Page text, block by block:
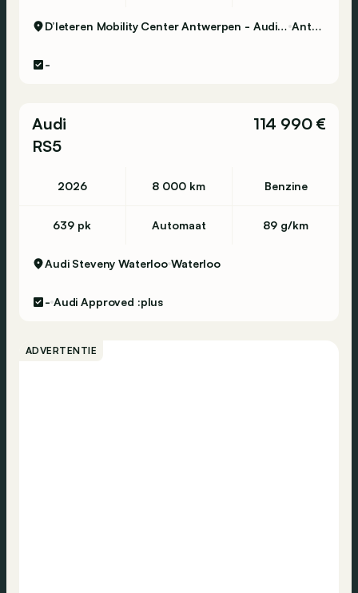
D’Ieteren Mobility Center Antwerpen - Audi, Volkswagen & Commercial Vehicles Antwerpen
-
Audi
RS5
114 990 €
2026 8 000 km Benzine
639 pk Automaat 89 g/km
Audi Steveny Waterloo Waterloo
- Audi Approved :plus
ADVERTENTIE